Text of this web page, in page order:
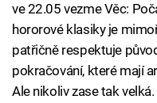
Sledujte nás
ve 22.05 vezme Věc:
hororové klasiky je
patřičně respektuje
pokračování, které mají
Ale nikoliv zase tak